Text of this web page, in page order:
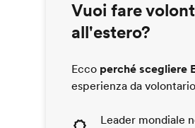
Vuoi fare
all'estero?
Ecco perché scegliere
esperienza da
Leader mondiale